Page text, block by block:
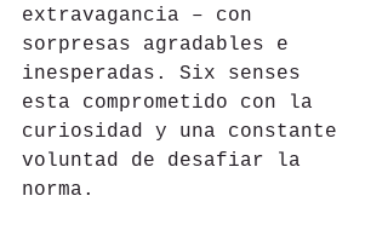
extravagancia – con
sorpresas agradables e
inesperadas. Six senses
esta comprometido con la
curiosidad y una constante
voluntad de desafiar la
norma.